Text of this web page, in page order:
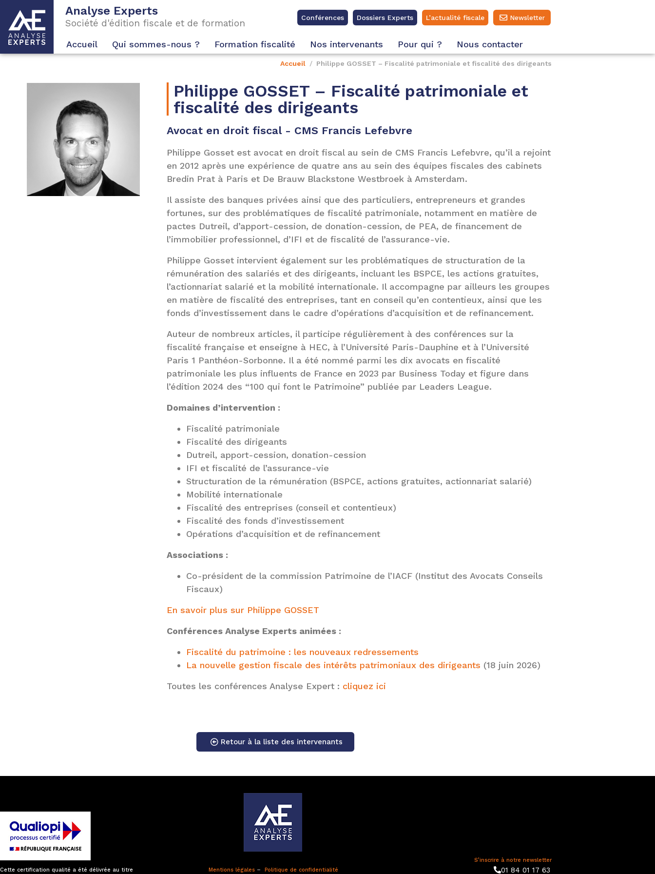
Analyse Experts
Société d'édition fiscale et de formation Conférences Dossiers Experts L’actualité fiscale Newsletter
Accueil Qui sommes-nous ? Formation fiscalité Nos intervenants Pour qui ? Nous contacter
Accueil Philippe GOSSET – Fiscalité patrimoniale et fiscalité des dirigeants
Philippe GOSSET – Fiscalité patrimoniale et
fiscalité des dirigeants
Avocat en droit fiscal - CMS Francis Lefebvre
Philippe Gosset est avocat en droit fiscal au sein de CMS Francis Lefebvre, qu’il a rejoint
en 2012 après une expérience de quatre ans au sein des équipes fiscales des cabinets
Bredin Prat à Paris et De Brauw Blackstone Westbroek à Amsterdam.
Il assiste des banques privées ainsi que des particuliers, entrepreneurs et grandes
fortunes, sur des problématiques de fiscalité patrimoniale, notamment en matière de
pactes Dutreil, d’apport-cession, de donation-cession, de PEA, de financement de
l’immobilier professionnel, d’IFI et de fiscalité de l’assurance-vie.
Philippe Gosset intervient également sur les problématiques de structuration de la
rémunération des salariés et des dirigeants, incluant les BSPCE, les actions gratuites,
l’actionnariat salarié et la mobilité internationale. Il accompagne par ailleurs les groupes
en matière de fiscalité des entreprises, tant en conseil qu’en contentieux, ainsi que les
fonds d’investissement dans le cadre d’opérations d’acquisition et de refinancement.
Auteur de nombreux articles, il participe régulièrement à des conférences sur la
fiscalité française et enseigne à HEC, à l’Université Paris-Dauphine et à l’Université
Paris 1 Panthéon-Sorbonne. Il a été nommé parmi les dix avocats en fiscalité
patrimoniale les plus influents de France en 2023 par Business Today et figure dans
l’édition 2024 des “100 qui font le Patrimoine” publiée par Leaders League.
Domaines d’intervention :
Fiscalité patrimoniale
Fiscalité des dirigeants
Dutreil, apport-cession, donation-cession
IFI et fiscalité de l’assurance-vie
Structuration de la rémunération (BSPCE, actions gratuites, actionnariat salarié)
Mobilité internationale
Fiscalité des entreprises (conseil et contentieux)
Fiscalité des fonds d’investissement
Opérations d’acquisition et de refinancement
Associations :
Co-président de la commission Patrimoine de l’IACF (Institut des Avocats Conseils
Fiscaux)
En savoir plus sur Philippe GOSSET
Conférences Analyse Experts animées :
Fiscalité du patrimoine : les nouveaux redressements
La nouvelle gestion fiscale des intérêts patrimoniaux des dirigeants (18 juin 2026)
Toutes les conférences Analyse Expert : cliquez ici
Retour à la liste des intervenants
Cette certification qualité a été délivrée au titre Mentions légales –Politique de confidentialité
S’inscrire à notre newsletter
01 84 01 17 63